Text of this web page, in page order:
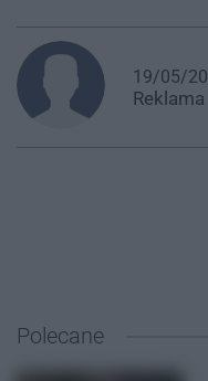
19/05/
Reklama
Polecane